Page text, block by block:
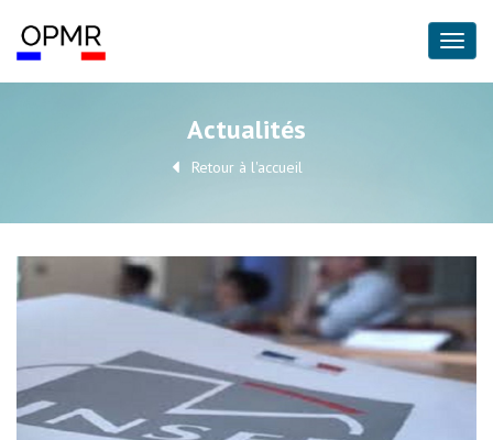
Actualités
Retour à l'accueil